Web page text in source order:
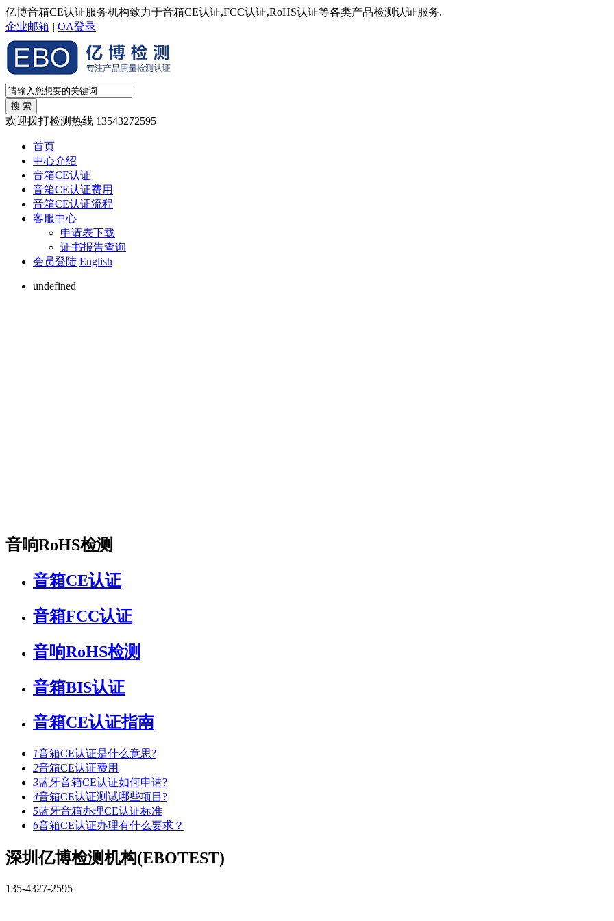
亿博音箱CE认证服务机构致力于音箱CE认证,FCC认证,RoHS认证等各类产品检测认证服务.
企业邮箱 | OA登录
欢迎拨打检测热线 13543272595
首页
中心介绍
音箱CE认证
音箱CE认证费用
音箱CE认证流程
客服中心
申请表下载
证书报告查询
会员登陆 English
undefined
音响RoHS检测
音箱CE认证
音箱FCC认证
音响RoHS检测
音箱BIS认证
音箱CE认证指南
1音箱CE认证是什么意思?
2音箱CE认证费用
3蓝牙音箱CE认证如何申请?
4音箱CE认证测试哪些项目?
5蓝牙音箱办理CE认证标准
6音箱CE认证办理有什么要求？
深圳亿博检测机构(EBOTEST)
135-4327-2595